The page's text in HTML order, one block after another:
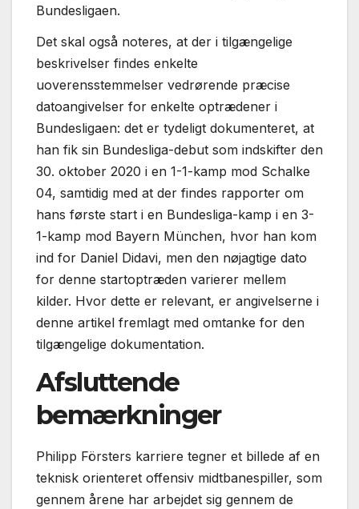
Bundesligaen.
Det skal også noteres, at der i tilgængelige
beskrivelser findes enkelte
uoverensstemmelser vedrørende præcise
datoangivelser for enkelte optrædener i
Bundesligaen: det er tydeligt dokumenteret, at
han fik sin Bundesliga-debut som indskifter den
30. oktober 2020 i en 1-1-kamp mod Schalke
04, samtidig med at der findes rapporter om
hans første start i en Bundesliga-kamp i en 3-
1-kamp mod Bayern München, hvor han kom
ind for Daniel Didavi, men den nøjagtige dato
for denne startoptræden varierer mellem
kilder. Hvor dette er relevant, er angivelserne i
denne artikel fremlagt med omtanke for den
tilgængelige dokumentation.
Afsluttende
bemærkninger
Philipp Försters karriere tegner et billede af en
teknisk orienteret offensiv midtbanespiller, som
gennem årene har arbejdet sig gennem de